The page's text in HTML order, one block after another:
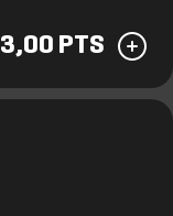
3,00 PTS